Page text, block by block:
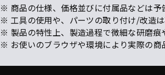
※ 商品の仕様、価格並びに付属品などは予
※ 工具の使用や、パーツの取り付け/改造
※ 製品の特性上、製造過程で微細な研磨痕
※ お使いのブラウザや環境により実際の商